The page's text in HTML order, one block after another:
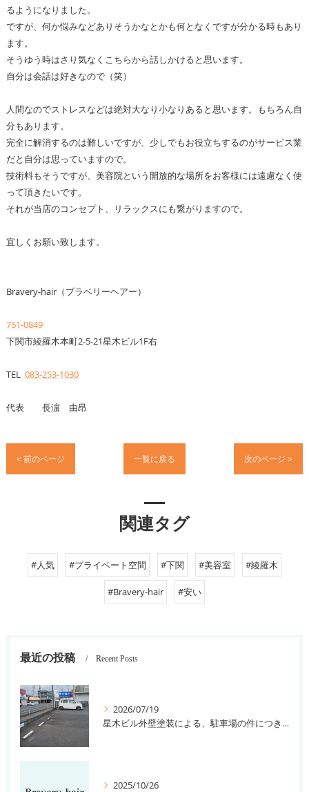
るようになりました。
ですが、何か悩みなどありそうかなとかも何となくですが分かる時もあり
ます。
そうゆう時はさり気なくこちらから話しかけると思います。
自分は会話は好きなので（笑）
人間なのでストレスなどは絶対大なり小なりあると思います。もちろん自
分もあります。
完全に解消するのは難しいですが、少しでもお役立ちするのがサービス業
だと自分は思っていますので。
技術料もそうですが、美容院という開放的な場所をお客様には遠慮なく使
って頂きたいです。
それが当店のコンセプト、リラックスにも繋がりますので。
宜しくお願い致します。
Bravery-hair（ブラベリーヘアー）
751-0849
下関市綾羅木本町2-5-21星木ビル1F右
TEL 083-253-1030
代表 長濵 由昂
< 前のページ 一覧に戻る 次のページ >
関連タグ
#人気 #プライベート空間 #下関 #美容室 #綾羅木
#Bravery-hair #安い
最近の投稿 Recent Posts
2026/07/19
星木ビル外壁塗装による、駐車場の件につきまして。
2025/10/26